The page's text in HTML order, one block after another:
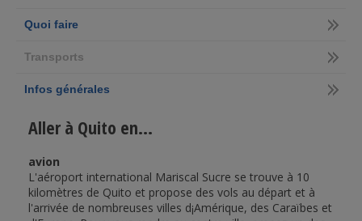
Quoi faire
Transports
Infos générales
Aller à Quito en...
avion
L'aéroport international Mariscal Sucre se trouve à 10
kilomètres de Quito et propose des vols au départ et à
l'arrivée de nombreuses villes d¡Amérique, des Caraïbes et